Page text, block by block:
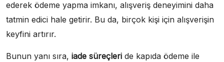
ederek ödeme yapma imkanı, alışveriş deneyimini daha
tatmin edici hale getirir. Bu da, birçok kişi için alışverişin
keyfini artırır.
Bunun yanı sıra, iade süreçleri de kapıda ödeme ile